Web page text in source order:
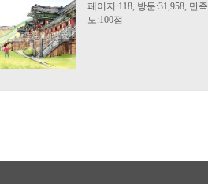
페이지:118, 방문:31,958, 만족
도:100점